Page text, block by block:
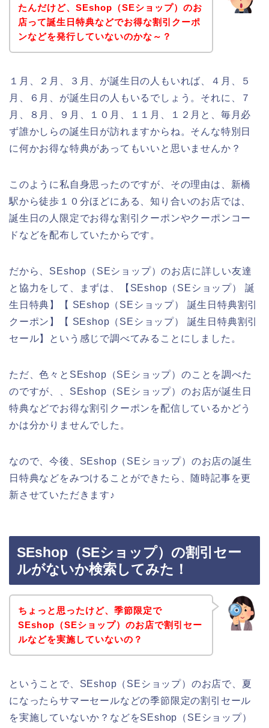
たんだけど、SEshop（SEショップ）のお
店って誕生日特典などでお得な割引クーポ
ンなどを発行していないのかな～？
１月、２月、３月、が誕生日の人もいれば、４月、５
月、６月、が誕生日の人もいるでしょう。それに、７
月、８月、９月、１０月、１１月、１２月と、毎月必
ず誰かしらの誕生日が訪れますからね。そんな特別日
に何かお得な特典があってもいいと思いませんか？
このように私自身思ったのですが、その理由は、新橋
駅から徒歩１０分ほどにある、知り合いのお店では、
誕生日の人限定でお得な割引クーポンやクーポンコー
ドなどを配布していたからです。
だから、SEshop（SEショップ）のお店に詳しい友達
と協力をして、まずは、【SEshop（SEショップ） 誕
生日特典】【 SEshop（SEショップ） 誕生日特典割引
クーポン】【 SEshop（SEショップ） 誕生日特典割引
セール】という感じで調べてみることにしました。
ただ、色々とSEshop（SEショップ）のことを調べた
のですが、、SEshop（SEショップ）のお店が誕生日
特典などでお得な割引クーポンを配信しているかどう
かは分かりませんでした。
なので、今後、SEshop（SEショップ）のお店の誕生
日特典などをみつけることができたら、随時記事を更
新させていただきます♪
SEshop（SEショップ）の割引セー
ルがないか検索してみた！
ちょっと思ったけど、季節限定で
SEshop（SEショップ）のお店で割引セー
ルなどを実施していないの？
ということで、SEshop（SEショップ）のお店で、夏
になったらサマーセールなどの季節限定の割引セール
を実施していないか？などをSEshop（SEショップ）